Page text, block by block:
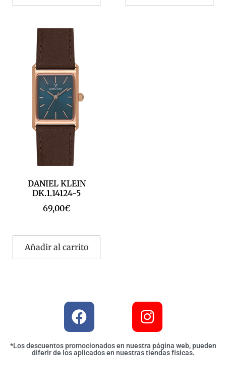
DANIEL KLEIN
DK.1.14124-5
69,00€
Añadir al carrito
*Los descuentos promocionados en nuestra página web, pueden
diferir de los aplicados en nuestras tiendas físicas.